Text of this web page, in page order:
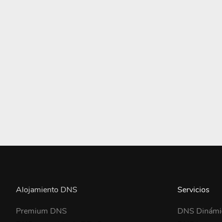
Alojamiento DNS
Premium DNS
Servicios
DNS